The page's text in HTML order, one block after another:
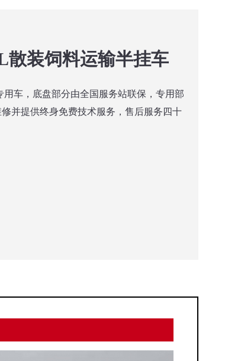
散装饲料运输半挂车
车，底盘部分由全国服务站联保，专用部
并提供终身免费技术服务，售后服务四十